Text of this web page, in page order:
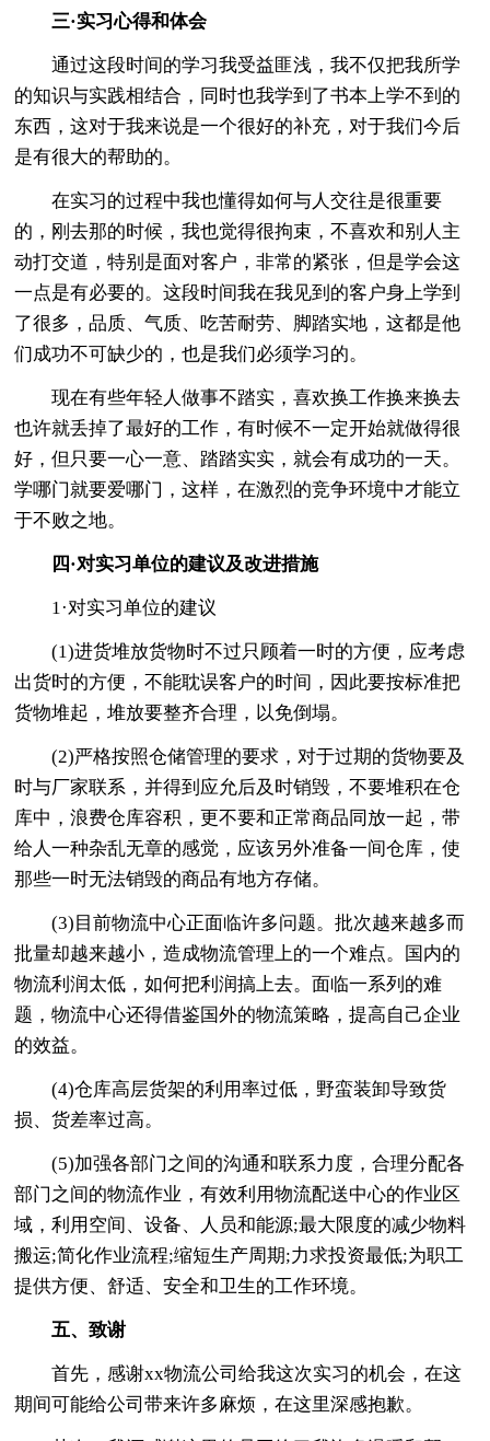
三·实习心得和体会
通过这段时间的学习我受益匪浅，我不仅把我所学
的知识与实践相结合，同时也我学到了书本上学不到的
东西，这对于我来说是一个很好的补充，对于我们今后
是有很大的帮助的。
在实习的过程中我也懂得如何与人交往是很重要
的，刚去那的时候，我也觉得很拘束，不喜欢和别人主
动打交道，特别是面对客户，非常的紧张，但是学会这
一点是有必要的。这段时间我在我见到的客户身上学到
了很多，品质、气质、吃苦耐劳、脚踏实地，这都是他
们成功不可缺少的，也是我们必须学习的。
现在有些年轻人做事不踏实，喜欢换工作换来换去
也许就丢掉了最好的工作，有时候不一定开始就做得很
好，但只要一心一意、踏踏实实，就会有成功的一天。
学哪门就要爱哪门，这样，在激烈的竞争环境中才能立
于不败之地。
四·对实习单位的建议及改进措施
1·对实习单位的建议
(1)进货堆放货物时不过只顾着一时的方便，应考虑
出货时的方便，不能耽误客户的时间，因此要按标准把
货物堆起，堆放要整齐合理，以免倒塌。
(2)严格按照仓储管理的要求，对于过期的货物要及
时与厂家联系，并得到应允后及时销毁，不要堆积在仓
库中，浪费仓库容积，更不要和正常商品同放一起，带
给人一种杂乱无章的感觉，应该另外准备一间仓库，使
那些一时无法销毁的商品有地方存储。
(3)目前物流中心正面临许多问题。批次越来越多而
批量却越来越小，造成物流管理上的一个难点。国内的
物流利润太低，如何把利润搞上去。面临一系列的难
题，物流中心还得借鉴国外的物流策略，提高自己企业
的效益。
(4)仓库高层货架的利用率过低，野蛮装卸导致货
损、货差率过高。
(5)加强各部门之间的沟通和联系力度，合理分配各
部门之间的物流作业，有效利用物流配送中心的作业区
域，利用空间、设备、人员和能源;最大限度的减少物料
搬运;简化作业流程;缩短生产周期;力求投资最低;为职工
提供方便、舒适、安全和卫生的工作环境。
五、致谢
首先，感谢xx物流公司给我这次实习的机会，在这
期间可能给公司带来许多麻烦，在这里深感抱歉。